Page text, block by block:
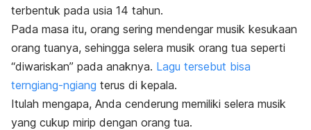
terbentuk pada usia 14 tahun.
Pada masa itu, orang sering mendengar musik kesukaan
orang tuanya, sehingga selera musik orang tua seperti
“diwariskan” pada anaknya. Lagu tersebut bisa
terngiang-ngiang terus di kepala.
Itulah mengapa, Anda cenderung memiliki selera musik
yang cukup mirip dengan orang tua.